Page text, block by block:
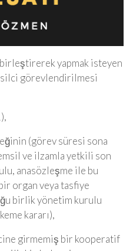
yapmak isteyen
görevlendirilmesi
(görev süresi sona
ve ilzamla yetkili son
anasözleşme ile bu
organ veya tasfiye
birlik yönetim kurulu
kararı),
girmemiş bir kooperatif